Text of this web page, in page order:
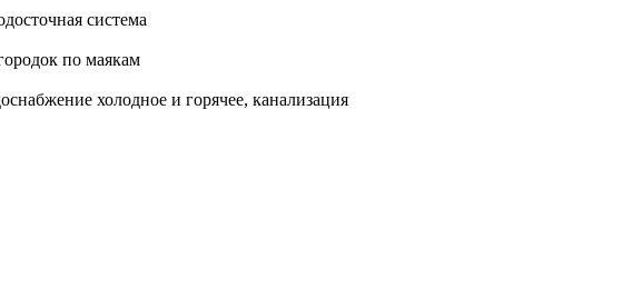
система
по маякам
холодное и горячее, канализация